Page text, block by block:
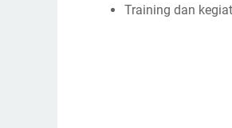
Training dan